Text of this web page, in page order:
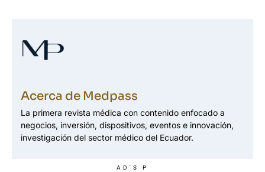
Acerca de Medpass
La primera revista médica con contenido enfocado a
negocios, inversión, dispositivos, eventos e innovación,
investigación del sector médico del Ecuador.
AD'S P